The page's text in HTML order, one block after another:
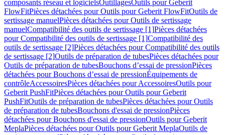
composants réseau et logicielsOutillagesOutils pour Geberit
FlowFitPièces détachées pour Outils pour Geberit FlowFitOutils de
sertissage manuelPièces détachées pour Outils de sertissage
manuelCompatibilité des outils de sertissage [1]Pièces détachées
pour Compatibilité des outils de sertissage [1]Compatibilité des
outils de sertissage [2]Pièces détachées pour Compatibilité des outils
de sertissage [2]Outils de préparation de tubesPièces détachées pour
Outils de préparation de tubesBouchons d’essai de pressionPièces
détachées pour Bouchons d’essai de pressionÉquipements de
contrôleAccessoiresPièces détachées pour AccessoiresOutils pour
Geberit PushFitPièces détachées pour Outils pour Geberit
PushFitOutils de préparation de tubesPièces détachées pour Outils
de préparation de tubesBouchons d'essai de pressionPièces
détachées pour Bouchons d'essai de pressionOutils pour Geberit
MeplaPièces détachées pour Outils pour Geberit MeplaOutils de